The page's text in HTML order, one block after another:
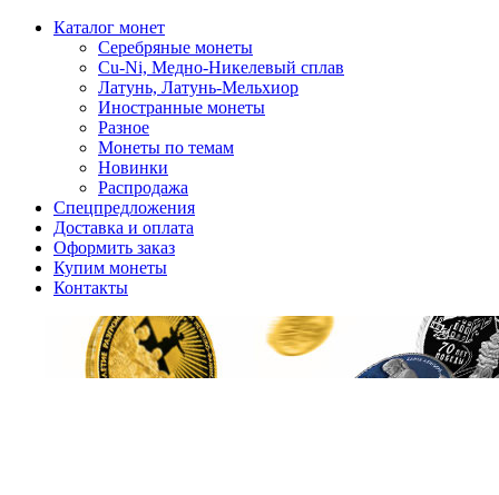
Каталог монет
Серебряные монеты
Cu-Ni, Медно-Никелевый сплав
Латунь, Латунь-Мельхиор
Иностранные монеты
Разное
Монеты по темам
Новинки
Распродажа
Спецпредложения
Доставка и оплата
Оформить заказ
Купим монеты
Контакты